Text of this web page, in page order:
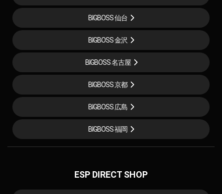
BIGBOSS 仙台
BIGBOSS 金沢
BIGBOSS 名古屋
BIGBOSS 京都
BIGBOSS 広島
BIGBOSS 福岡
ESP DIRECT SHOP